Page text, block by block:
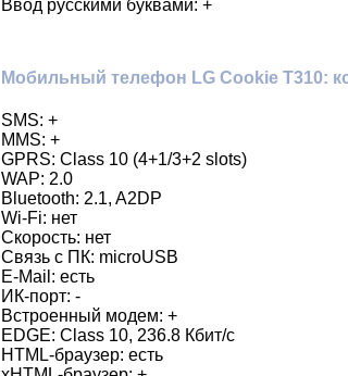
Ввод русскими буквами: +
Мобильный телефон LG Cookie T310:
SMS: +
MMS: +
GPRS: Class 10 (4+1/3+2 slots)
WAP: 2.0
Bluetooth: 2.1, A2DP
Wi-Fi: нет
Скорость: нет
Связь с ПК: microUSB
E-Mail: есть
ИК-порт: -
Встроенный модем: +
EDGE: Class 10, 236.8 Кбит/с
HTML-браузер: есть